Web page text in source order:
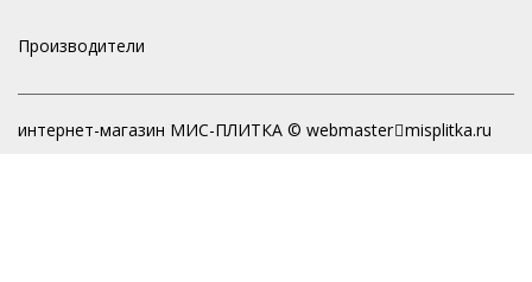
Производители
интернет-магазин МИС-ПЛИТКА © webmaster misplitka.ru